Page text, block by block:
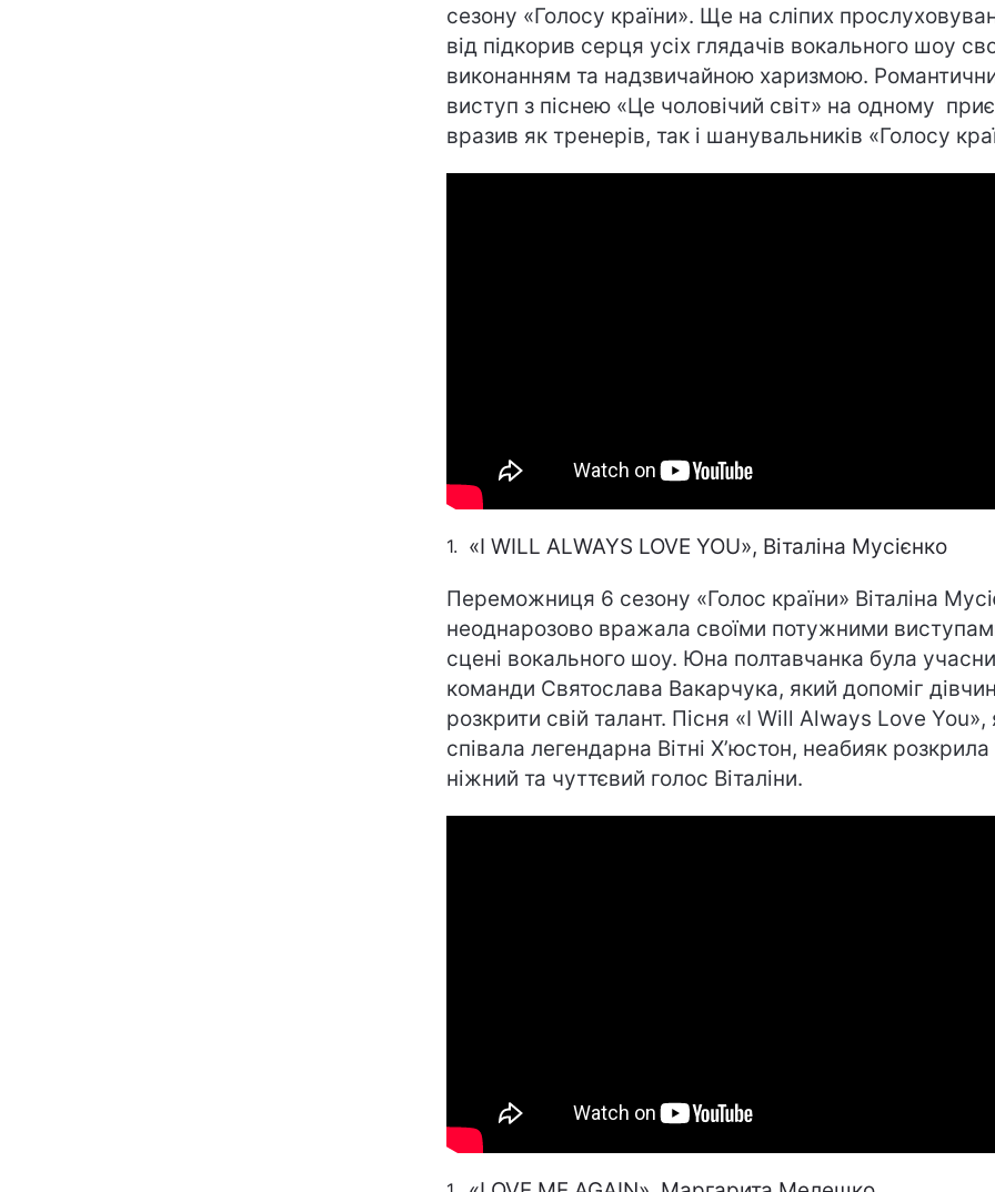
сезону «Голосу країни». Ще на сліпих
від підкорив серця усіх глядачів вокального шоу
виконанням та надзвичайною харизмою.
виступ з піснею «Це чоловічий світ» на одному
вразив як тренерів, так і шанувальників «Голосу
«I WILL ALWAYS LOVE YOU», Віталіна Мусієнко
Переможниця 6 сезону «Голос країни» Віталіна
неоднарозово вражала своїми потужними
сцені вокального шоу. Юна полтавчанка була
команди Святослава Вакарчука, який допоміг
розкрити свій талант. Пісня «I Will Always Love You»,
співала легендарна Вітні Х’юстон, неабияк розкрила
ніжний та чуттєвий голос Віталіни.